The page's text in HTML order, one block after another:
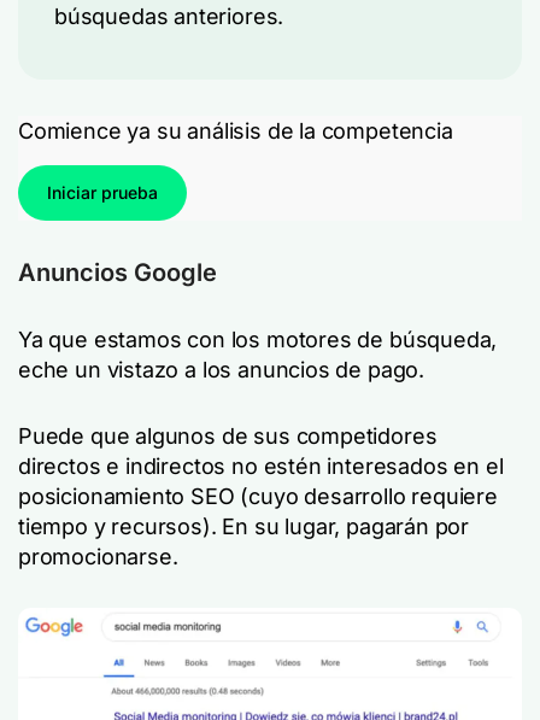
búsquedas anteriores.
Comience ya su análisis de la competencia
Iniciar prueba
Anuncios Google
Ya que estamos con los motores de búsqueda,
eche un vistazo a los anuncios de pago.
Puede que algunos de sus competidores
directos e indirectos no estén interesados en el
posicionamiento SEO (cuyo desarrollo requiere
tiempo y recursos). En su lugar, pagarán por
promocionarse.